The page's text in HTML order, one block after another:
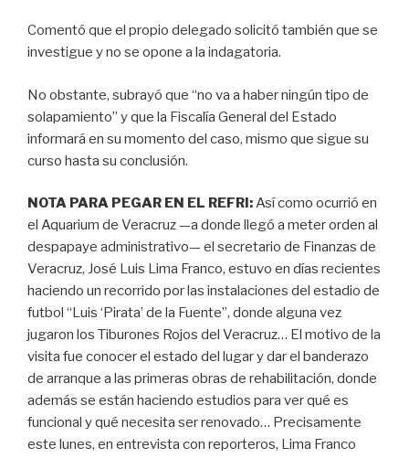
Comentó que el propio delegado solicitó también que se
investigue y no se opone a la indagatoria.
No obstante, subrayó que “no va a haber ningún tipo de
solapamiento” y que la Fiscalía General del Estado
informará en su momento del caso, mismo que sigue su
curso hasta su conclusión.
NOTA PARA PEGAR EN EL REFRI:Así como ocurrió en
el Aquarium de Veracruz —a donde llegó a meter orden al
despapaye administrativo— el secretario de Finanzas de
Veracruz, José Luis Lima Franco, estuvo en días recientes
haciendo un recorrido por las instalaciones del estadio de
futbol “Luis ‘Pirata’ de la Fuente”, donde alguna vez
jugaron los Tiburones Rojos del Veracruz… El motivo de la
visita fue conocer el estado del lugar y dar el banderazo
de arranque a las primeras obras de rehabilitación, donde
además se están haciendo estudios para ver qué es
funcional y qué necesita ser renovado… Precisamente
este lunes, en entrevista con reporteros, Lima Franco